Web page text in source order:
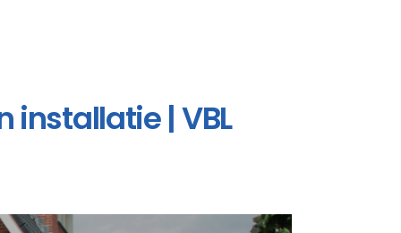
installatie | VBL